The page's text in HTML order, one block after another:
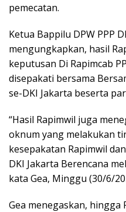
pemecatan.
Ketua Bappilu DPW PPP
mengungkapkan, hasil
keputusan Di Rapimcab
disepakati bersama
se-DKI Jakarta beserta
“Hasil Rapimwil juga
oknum yang melakukan
kesepakatan Rapimwil
DKI Jakarta Berencana
kata Gea, Minggu (30/6/
Gea menegaskan,